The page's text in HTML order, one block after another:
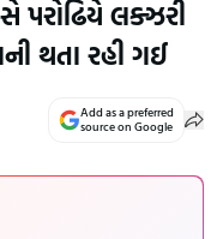
પરોઢિયે લક્ઝરી
થતા રહી ગઈ
Add as a preferred
source on Google